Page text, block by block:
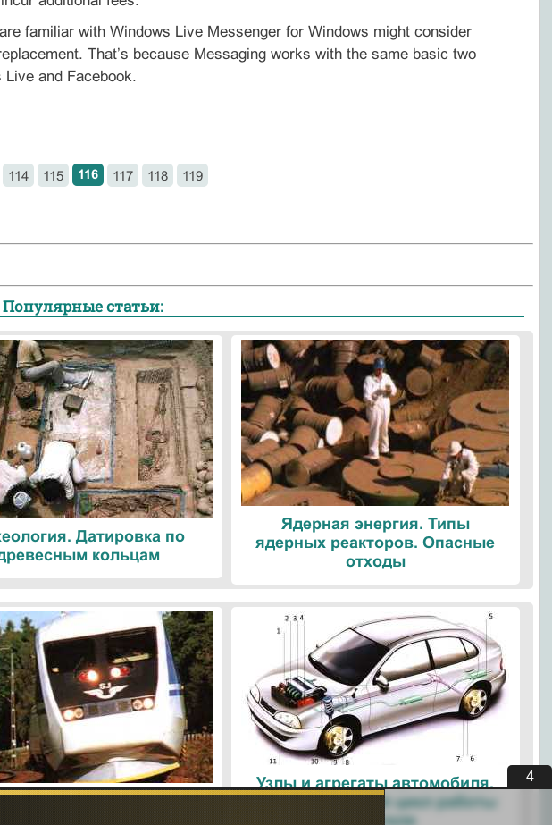
familiar with Windows Live Messenger for Windows might consider
That’s because Messaging works with the same basic two
and Facebook.
114 115 116 117 118
119
Популярные статьи:
Датировка по
кольцам
Ядерная энергия. Типы
ядерных реакторов. Опасные
отходы
Современные
Узлы и агрегаты автомобиля.
Четырехтактный цикл работы
двигателя
4